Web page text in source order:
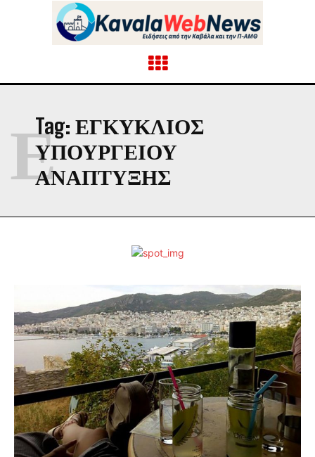
Tag: ΕΓΚΎΚΛΙΟΣ
ΥΠΟΥΡΓΕΊΟΥ
ΑΝΆΠΤΥΞΗΣ
Ε